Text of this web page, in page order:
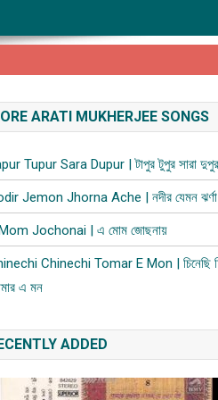
ARATI MUKHERJEE SONGS
Tupur Sara Dupur | টাপুর টুপুর সারা দুপুর
Jemon Jhorna Ache | নদীর যেমন
Jochonai | এ মোম জোছনায়
Chinechi Tomar E Mon | চিনেছি
এ মন
ADDED